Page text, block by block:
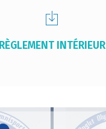
RÈGLEMENT INTÉRIEUR